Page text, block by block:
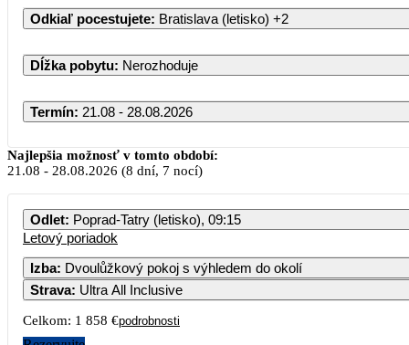
Odkiaľ pocestujete: Bratislava (letisko) +2
Dĺžka pobytu: Nerozhoduje
Termín: 21.08 - 28.08.2026
Najlepšia možnosť v tomto období:
21.08 - 28.08.2026 (8 dní, 7 nocí)
Odlet: Poprad-Tatry (letisko), 09:15
Letový poriadok
Izba: Dvoulůžkový pokoj s výhledem do okolí
Strava: Ultra All Inclusive
Celkom: 1 858 €podrobnosti